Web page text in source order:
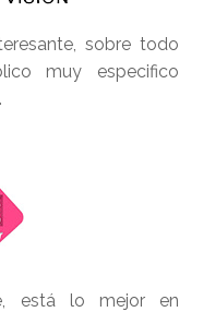
sobre todo
muy especifico
está lo mejor en